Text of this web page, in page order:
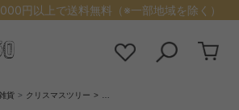
円以上で送料無料（※一部地域を除く）
貨 クリスマスツリー